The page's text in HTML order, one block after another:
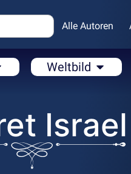
Alle Autoren
Weltbild
Israel